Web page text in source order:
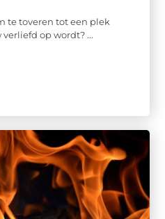
te toveren tot een plek
op wordt? ...